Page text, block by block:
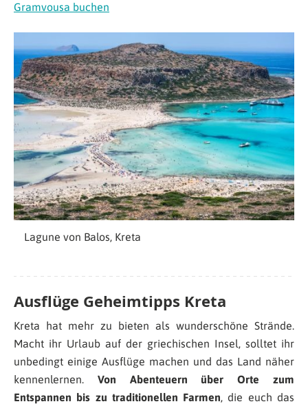
Gramvousa buchen
Lagune von Balos, Kreta
Ausflüge Geheimtipps Kreta
Kreta hat mehr zu bieten als wunderschöne Strände.
Macht ihr Urlaub auf der griechischen Insel, solltet ihr
unbedingt einige Ausflüge machen und das Land näher
kennenlernen. Von Abenteuern über Orte zum
Entspannen bis zu traditionellen Farmen, die euch das